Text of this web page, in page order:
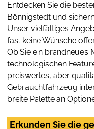
Entdecken Sie die
Bönnigstedt und
Unser vielfältiges
fast keine Wünsche
Ob Sie ein brandneues
technologischen
preiswertes, aber
Gebrauchtfahrzeug
breite Palette an
Erkunden Sie die